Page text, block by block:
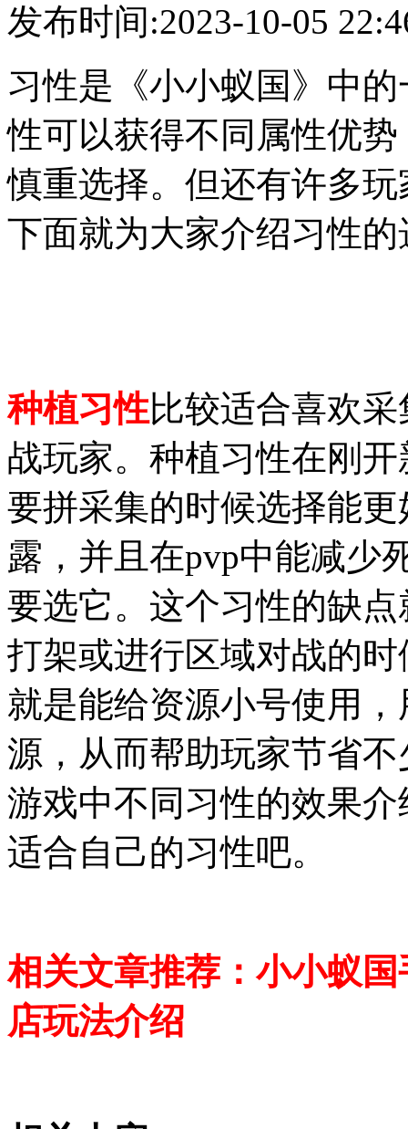
发布时间:2023-10-05
习性是 《小小蚁国》 中
性可以获得不同属性优
慎重选择。但还有许多
下面就为大家介绍习性的
种植习性比较适合喜欢
战玩家。种植习性在刚
要拼采集的时候选择能
露，并且在pvp中能减少
要选它。这个习性的缺
打架或进行区域对战的
就是能给资源小号使用
源，从而帮助玩家节省
游戏中不同习性的效果
适合自己的习性吧。
相关文章推荐：小小蚁
店玩法介绍